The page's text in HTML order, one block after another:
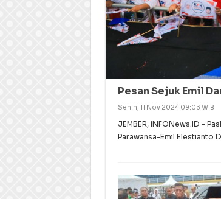
Pesan Sejuk Emil
Senin, 11 Nov 2024 09:03 WIB
JEMBER, iNFONews.ID -
Parawansa-Emil Elestianto